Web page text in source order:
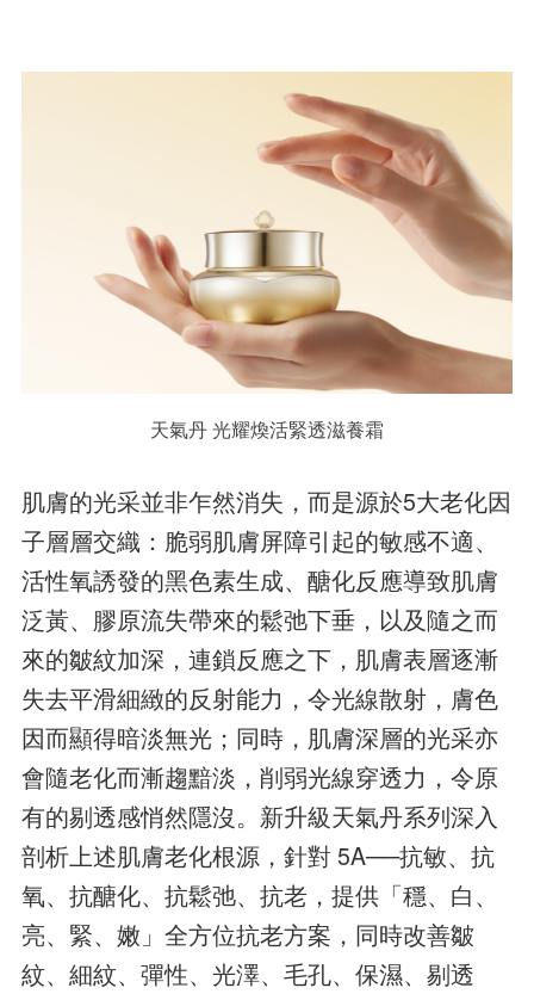
天氣丹 光耀煥活緊透滋養霜
肌膚的光采並非乍然消失，而是源於5大老化因
子層層交織：脆弱肌膚屏障引起的敏感不適、
活性氧誘發的黑色素生成、醣化反應導致肌膚
泛黃、膠原流失帶來的鬆弛下垂，以及隨之而
來的皺紋加深，連鎖反應之下，肌膚表層逐漸
失去平滑細緻的反射能力，令光線散射，膚色
因而顯得暗淡無光；同時，肌膚深層的光采亦
會隨老化而漸趨黯淡，削弱光線穿透力，令原
有的剔透感悄然隱沒。新升級天氣丹系列深入
剖析上述肌膚老化根源，針對 5A──抗敏、抗
氧、抗醣化、抗鬆弛、抗老，提供「穩、白、
亮、緊、嫩」全方位抗老方案，同時改善皺
紋、細紋、彈性、光澤、毛孔、保濕、剔透